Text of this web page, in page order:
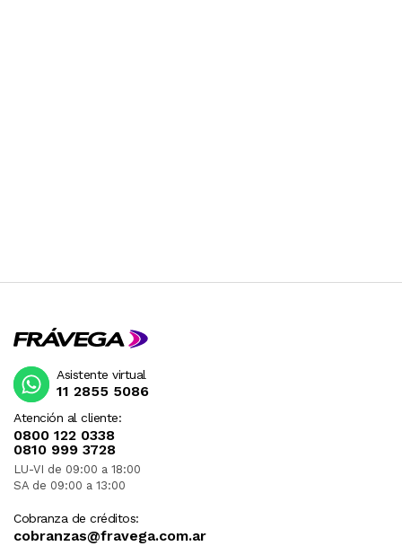
Atención al cliente:
0800 122 0338
0810 999 3728
LU-VI de 09:00 a 18:00
SA de 09:00 a 13:00
Cobranza de créditos:
cobranzas@fravega.com.ar
Asistente virtual
11 2855 5086